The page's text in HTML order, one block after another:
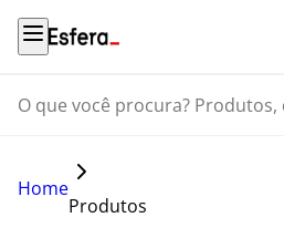
O que você procura? Produtos,
Home
Produtos